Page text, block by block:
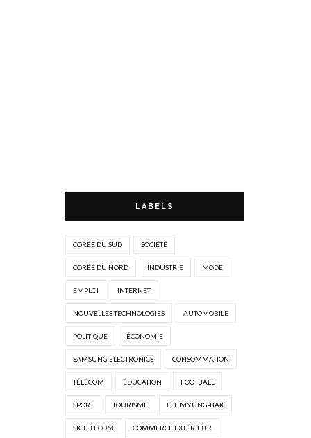
LABELS
CORÉE DU SUD SOCIÉTÉ
CORÉE DU NORD INDUSTRIE MODE
EMPLOI INTERNET
NOUVELLES TECHNOLOGIES AUTOMOBILE
POLITIQUE ÉCONOMIE
SAMSUNG ELECTRONICS CONSOMMATION
TÉLÉCOM ÉDUCATION FOOTBALL
SPORT TOURISME LEE MYUNG-BAK
SK TELECOM COMMERCE EXTÉRIEUR